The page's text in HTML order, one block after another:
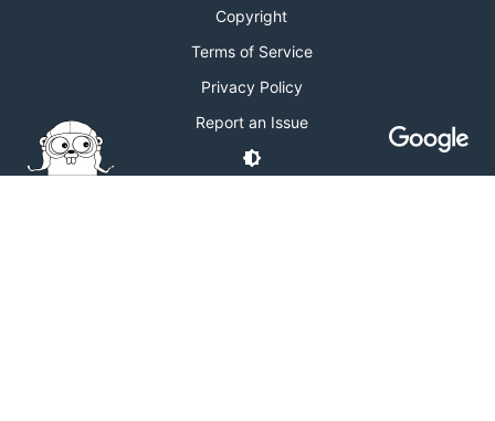
Copyright
Terms of Service
Privacy Policy
Report an Issue